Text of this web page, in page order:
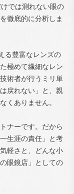
では測れない眼の
徹底的に分析しま
る豊富なレンズの
極めて繊細なレン
術者が行うミリ単
戻れない」と、親
くありません。
ナーです。だから
生涯の責任」と考
軽さと、どんな小
眼鏡店」としての